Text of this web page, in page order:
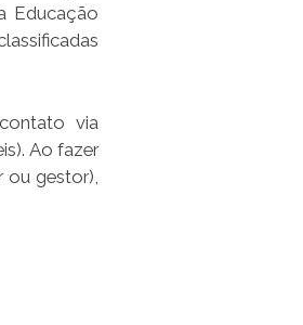
Educação
via
Ao fazer
gestor),